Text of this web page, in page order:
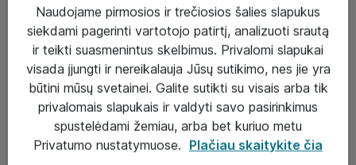
Paslaugos
Sprendimai
Įgyvendinti projektai
Atea ekspertų patarimai verslui
Naudojame pirmosios ir trečiosios šalies slapukus
siekdami pagerinti vartotojo patirtį, analizuoti srautą
ir teikti suasmenintus skelbimus. Privalomi slapukai
visada įjungti ir nereikalauja Jūsų sutikimo, nes jie yra
būtini mūsų svetainei. Galite sutikti su visais arba tik
privalomais slapukais ir valdyti savo pasirinkimus
spustelėdami žemiau, arba bet kuriuo metu
Privatumo nustatymuose. Plačiau skaitykite čia